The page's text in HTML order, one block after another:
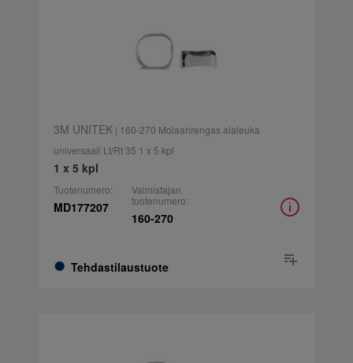
3M UNITEK| 160-270 Molaarirengas alaleuka
universaali Lt/Rt 35 1 x 5 kpl
1 x 5 kpl
Tuotenumero:
MD177207
Tehdastilaustuote
Valmistajan
tuotenumero:
160-270